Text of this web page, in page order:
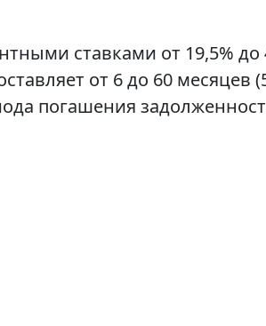
ставками от 19,5% до
от 6 до 60 месяцев
погашения